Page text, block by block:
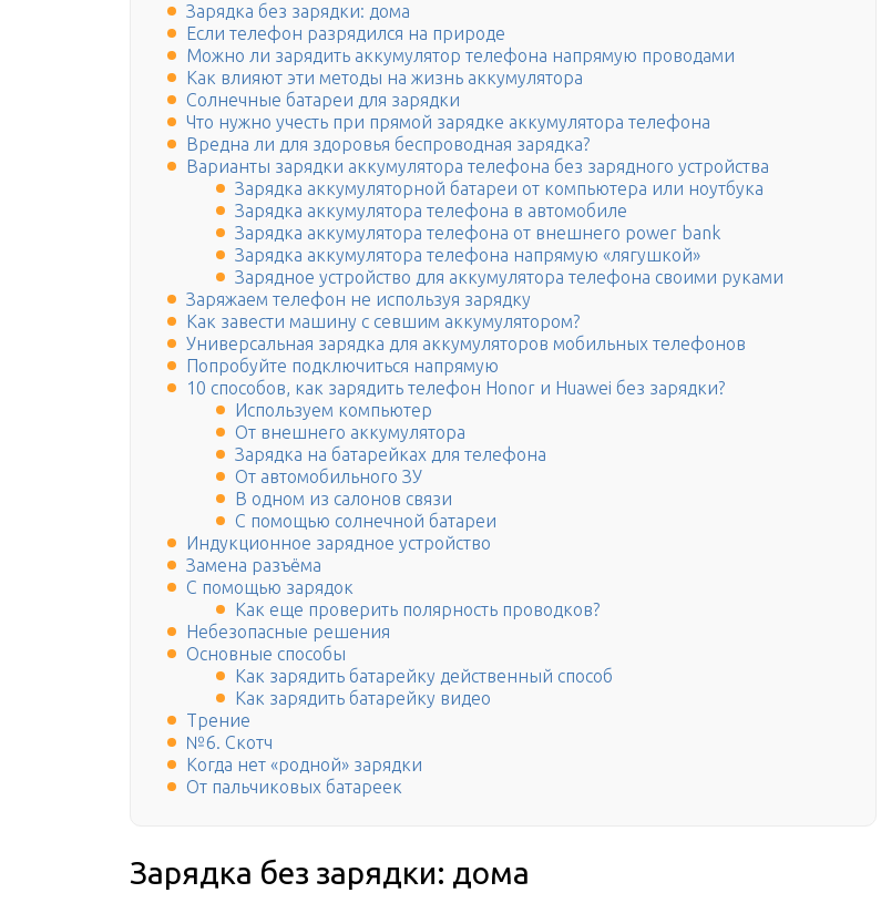
Зарядка без зарядки: дома
Если телефон разрядился на природе
Можно ли зарядить аккумулятор телефона напрямую проводами
Как влияют эти методы на жизнь аккумулятора
Солнечные батареи для зарядки
Что нужно учесть при прямой зарядке аккумулятора телефона
Вредна ли для здоровья беспроводная зарядка?
Варианты зарядки аккумулятора телефона без зарядного устройства
Зарядка аккумуляторной батареи от компьютера или ноутбука
Зарядка аккумулятора телефона в автомобиле
Зарядка аккумулятора телефона от внешнего power bank
Зарядка аккумулятора телефона напрямую «лягушкой»
Зарядное устройство для аккумулятора телефона своими руками
Заряжаем телефон не используя зарядку
Как завести машину с севшим аккумулятором?
Универсальная зарядка для аккумуляторов мобильных телефонов
Попробуйте подключиться напрямую
10 способов, как зарядить телефон Honor и Huawei без зарядки?
Используем компьютер
От внешнего аккумулятора
Зарядка на батарейках для телефона
От автомобильного ЗУ
В одном из салонов связи
С помощью солнечной батареи
Индукционное зарядное устройство
Замена разъёма
С помощью зарядок
Как еще проверить полярность проводков?
Небезопасные решения
Основные способы
Как зарядить батарейку действенный способ
Как зарядить батарейку видео
Трение
№6. Скотч
Когда нет «родной» зарядки
От пальчиковых батареек
Зарядка без зарядки: дома